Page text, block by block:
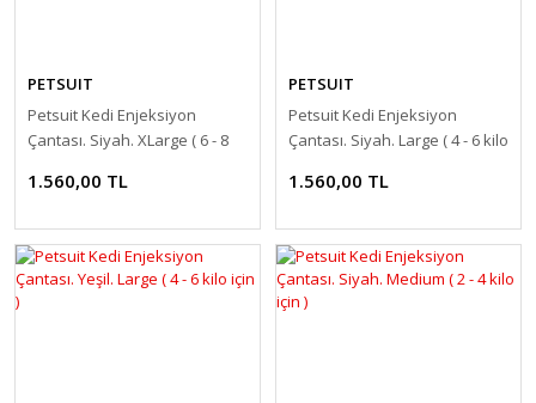
PETSUIT
Petsuit Kedi Enjeksiyon
Çantası. Siyah. XLarge ( 6 - 8
1.560,00 TL
PETSUIT
Petsuit Kedi Enjeksiyon
Çantası. Siyah. Large ( 4 - 6 kilo
1.560,00 TL